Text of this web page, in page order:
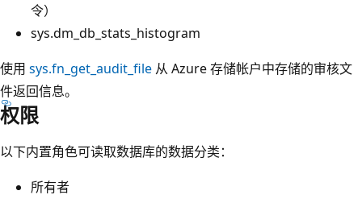
令）
sys.dm_db_stats_histogram
使用 sys.fn_get_audit_file 从 Azure 存储帐户中存储的审核文
件返回信息。
权限
以下内置角色可读取数据库的数据分类：
所有者